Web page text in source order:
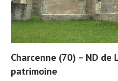
Charcenne (70) – ND de
patrimoine